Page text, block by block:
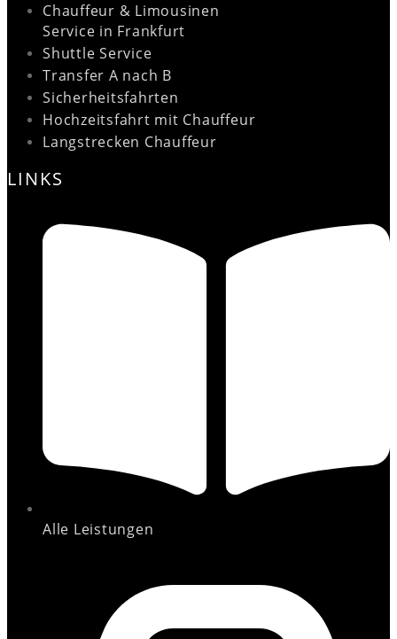
Chauffeur & Limousinen
Service in Frankfurt
Shuttle Service
Transfer A nach B
Sicherheitsfahrten
Hochzeitsfahrt mit Chauffeur
Langstrecken Chauffeur
LINKS
Alle Leistungen